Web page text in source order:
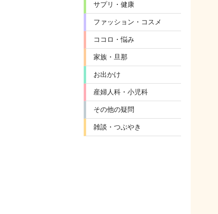
サプリ・健康
ファッション・コスメ
ココロ・悩み
家族・旦那
お出かけ
産婦人科・小児科
その他の疑問
雑談・つぶやき